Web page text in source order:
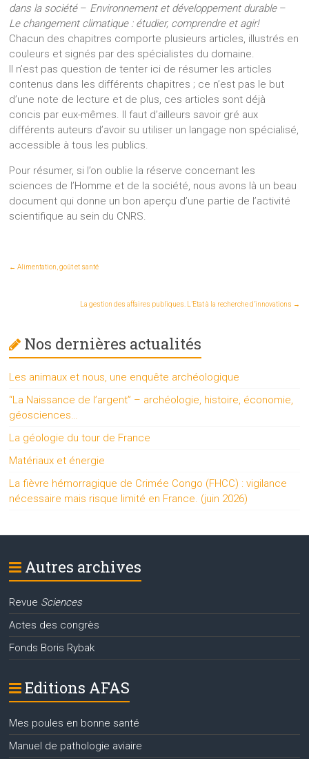
dans la société– Environnement et développement durable–
Le changement climatique : étudier, comprendre et agir!
Chacun des chapitres comporte plusieurs articles, illustrés en
couleurs et signés par des spécialistes du domaine.
Il n’est pas question de tenter ici de résumer les articles
contenus dans les différents chapitres ; ce n’est pas le but
d’une note de lecture et de plus, ces articles sont déjà
concis par eux-mêmes. Il faut d’ailleurs savoir gré aux
différents auteurs d’avoir su utiliser un langage non spécialisé,
accessible à tous les publics.
Pour résumer, si l’on oublie la réserve concernant les
sciences de l’Homme et de la société, nous avons là un beau
document qui donne un bon aperçu d’une partie de l’activité
scientifique au sein du CNRS.
← Alimentation, goût et santé
La gestion des affaires publiques. L’Etat à la recherche d’innovations →
Nos dernières actualités
Les animaux et nous, une enquête archéologique
“La Naissance de l’argent” – archéologie, histoire, économie,
géosciences…
La géologie du tour de France
Matériaux et énergie
La fièvre hémorragique de Crimée Congo (FHCC) : vigilance
nécessaire mais risque limité en France. (juin 2026)
Autres archives
Revue Sciences
Actes des congrès
Fonds Boris Rybak
Editions AFAS
Mes poules en bonne santé
Manuel de pathologie aviaire